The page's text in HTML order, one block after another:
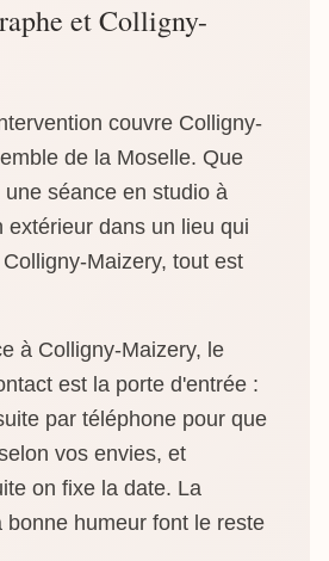
et Colligny-
couvre Colligny-
de la Moselle. Que
séance en studio à
extérieur dans un lieu qui
Maizery, tout est
à Colligny-Maizery, le
est la porte d'entrée :
par téléphone pour que
vos envies, et
on fixe la date. La
bonne humeur font le reste